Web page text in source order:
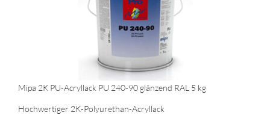
Mipa 2K PU-Acryllack PU 240-90 glänzend RAL 5 kg
Hochwertiger 2K-Polyurethan-Acryllack